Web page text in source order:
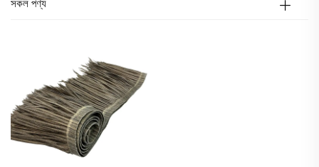
সকল পণ্য